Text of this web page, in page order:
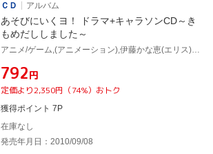
ＣＤ
アルバム
あそびにいくヨ！ ドラマ+キャラソンCD～き
もめだししました～
アニメ/ゲーム,(アニメーション),伊藤かな恵(エリス),花澤香菜(双葉アオイ),戸松遥(金武城真奈美),田村睦心(嘉和騎央),平田宏美(糸嘉州マキ),高垣彩陽(ナレーション、いちか)
¥792円
定価より2,350円（74%）おトク
獲得ポイント 7P
在庫なし
発売年月日：2010/09/08